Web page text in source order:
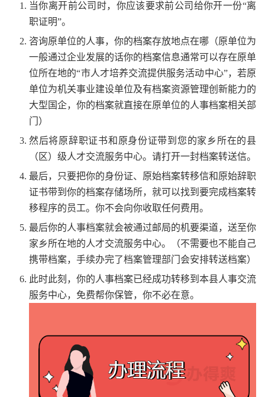
当你离开前公司时，你应该要求前公司给你开一份“离
职证明”。
咨询原单位的人事，你的档案存放地点在哪（原单位为
一般通过企业发展的话你的档案信息通常可以存在原单
位所在地的“市人才培养交流提供服务活动中心”，若原
单位为机关事业建设单位及有档案资源管理创新能力的
大型国企，你的档案就直接在原单位的人事档案相关部
门）
然后将原辞职证书和原身份证带到您的家乡所在的县
（区）级人才交流服务中心。请打开一封档案转送信。
最后，只要把你的身份证、原始档案转移信和原始辞职
证书带到你的档案存储场所，就可以找到要完成档案转
移程序的员工。你不会向你收取任何费用。
最后你的人事档案就会被通过邮局的机要渠道，送至你
家乡所在地的人才交流服务中心。（不需要也不能自己
携带档案，手续办完了档案管理部门会安排转送档案）
此时此刻，你的人事档案已经成功转移到本县人事交流
服务中心，免费帮你保管，你不必在意。